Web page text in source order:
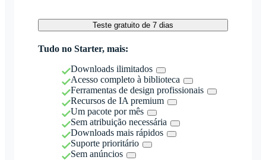
Teste gratuito de 7 dias
Tudo no Starter, mais:
Downloads ilimitados
Acesso completo à biblioteca
Ferramentas de design profissionais
Recursos de IA premium
Um pacote por mês
Sem atribuição necessária
Downloads mais rápidos
Suporte prioritário
Sem anúncios